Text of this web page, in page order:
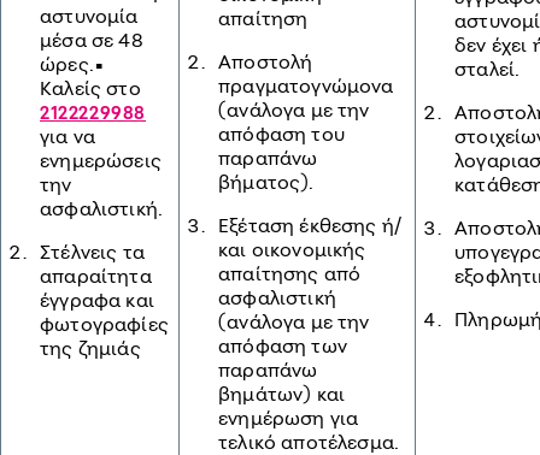
αστυνομία
μέσα σε 48
ώρες.•
Καλείς στο
2122229988
για να
ενημερώσεις
την
ασφαλιστική.
Στέλνεις τα
απαραίτητα
έγγραφα και
φωτογραφίες
της ζημιάς
απαίτηση
Αποστολή
πραγματογνώμονα
(ανάλογα με την
απόφαση του
παραπάνω
βήματος).
Εξέταση έκθεσης ή/
και οικονομικής
απαίτησης από
ασφαλιστική
(ανάλογα με την
απόφαση των
παραπάνω
βημάτων) και
ενημέρωση για
τελικό αποτέλεσμα.
δεν έχει
σταλεί.